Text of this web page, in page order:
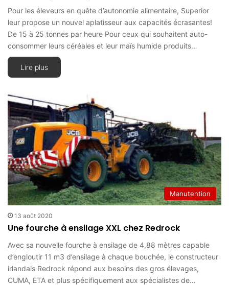
Pour les éleveurs en quête d’autonomie alimentaire, Superior
leur propose un nouvel aplatisseur aux capacités écrasantes!
De 15 à 25 tonnes par heure Pour ceux qui souhaitent auto-
consommer leurs céréales et leur maïs humide produits…
Lire plus
Manutention
13 août 2020
Une fourche à ensilage XXL chez Redrock
Avec sa nouvelle fourche à ensilage de 4,88 mètres capable
d’engloutir 11 m3 d’ensilage à chaque bouchée, le constructeur
irlandais Redrock répond aux besoins des gros élevages,
CUMA, ETA et plus spécifiquement aux spécialistes de…